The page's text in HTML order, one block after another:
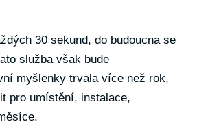
30 sekund, do budoucna se
služba však bude
myšlenky trvala více než rok,
pro umístění, instalace,